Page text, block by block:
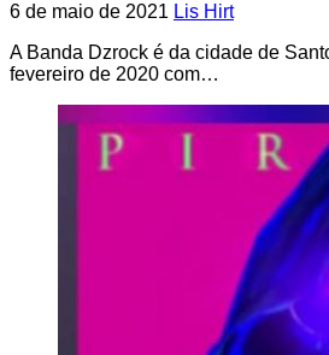
6 de maio de 2021 Lis Hirt
A Banda Dzrock é da cidade de
fevereiro de 2020 com…